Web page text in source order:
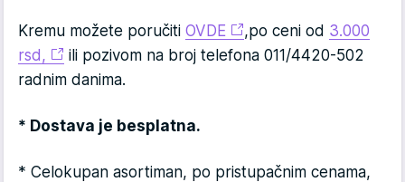
Kremu možete poručiti OVDE ,po ceni od 3.000
rsd,
ili pozivom na broj telefona 011/4420-502
radnim danima.
* Dostava je besplatna.
* Celokupan asortiman, po pristupačnim cenama,